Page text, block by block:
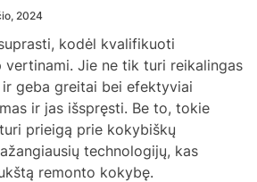
2024
kodėl kvalifikuoti
vertinami. Jie ne tik turi reikalingas
geba greitai bei efektyviai
ir jas išspręsti. Be to, tokie
prieigą prie kokybiškų
technologijų, kas
remonto kokybę.